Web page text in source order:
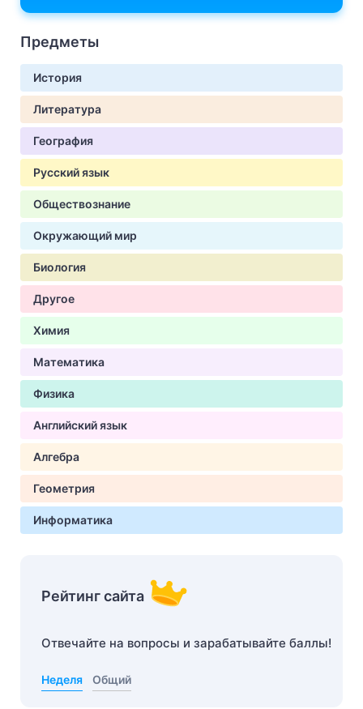
Предметы
История
Литература
География
Русский язык
Обществознание
Окружающий мир
Биология
Другое
Химия
Математика
Физика
Английский язык
Алгебра
Геометрия
Информатика
Рейтинг сайта
Отвечайте на вопросы и зарабатывайте баллы!
Неделя Общий